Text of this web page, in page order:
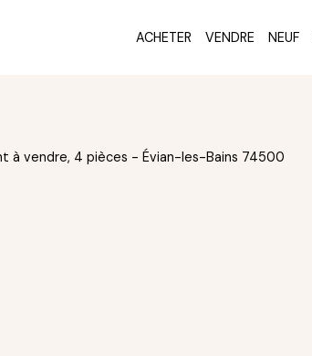
ACHETER VENDRE NEUF